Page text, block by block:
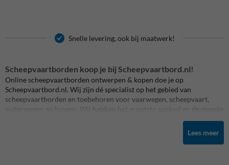
Snelle levering, ook bij maatwerk!
Scheepvaartborden koop je bij Scheepvaartbord.nl!
Online scheepvaartborden ontwerpen & kopen doe je op
Scheepvaartbord.nl. Wij zijn dé specialist op het gebied van
scheepvaartborden en toebehoren voor vaarwegen, scheepvaart,
waterwegen en havens. Wij hebben het grootste aanbod en de meeste
scherp geprijsd en snel geleverd. Scheepvaartbord.nl is een onderdeel
Lees meer